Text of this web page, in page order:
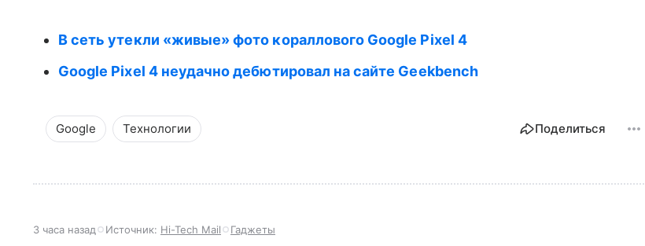
В сеть утекли «живые» фото кораллового Google Pixel 4
Google Pixel 4 неудачно дебютировал на сайте Geekbench
Google Технологии Поделиться
3 часа назад Источник: Hi-Tech Mail Гаджеты